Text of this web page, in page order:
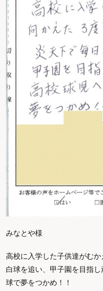
みなとや様
高校に入学した子供達がむか
白球を追い、甲子園を目指
球で夢をつかめ！！